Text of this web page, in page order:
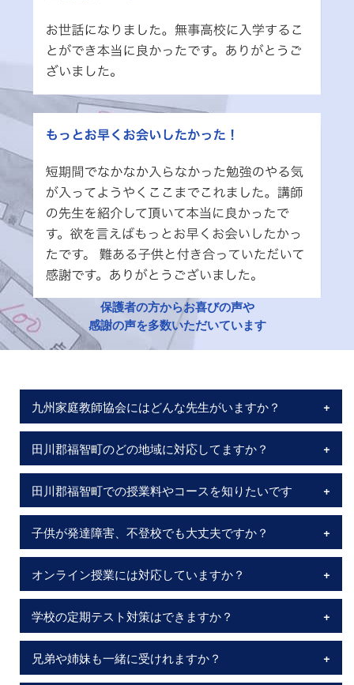
保護者の方からお喜びの声や
感謝の声を多数いただいています
九州家庭教師協会にはどんな先生がいますか？
田川郡福智町のどの地域に対応してますか？
田川郡福智町での授業料やコースを知りたいです
子供が発達障害、不登校でも大丈夫ですか？
オンライン授業には対応していますか？
学校の定期テスト対策はできますか？
兄弟や姉妹も一緒に受けれますか？